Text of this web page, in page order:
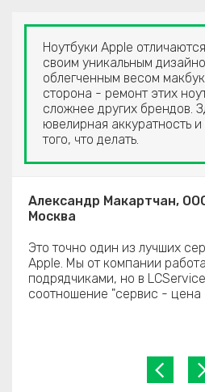
Ноутбуки Apple
своим уникальным
облегченным весом
сторона - ремонт этих
сложнее других брендов.
ювелирная аккуратность
того, что делать.
Александр Макартчан,
Москва
Это точно один из лучших
Apple. Мы от компании
подрядчиками, но в
соотношение "сервис - цена